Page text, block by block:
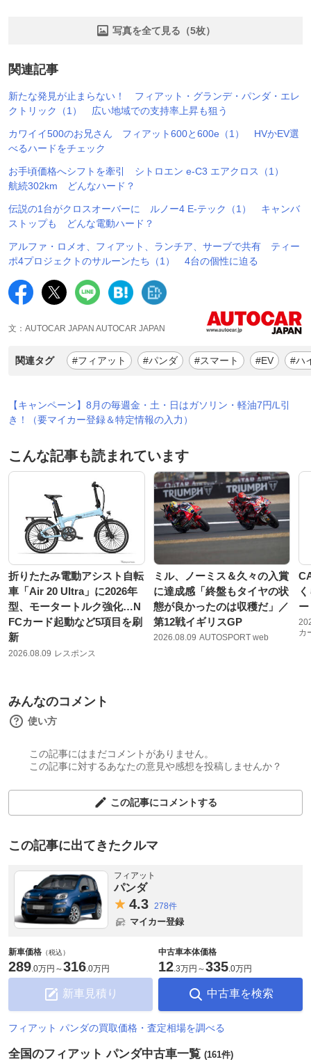
写真を全て見る（5枚）
関連記事
新たな発見が止まらない！ フィアット・グランデ・パンダ・エレ
クトリック（1） 広い地域での支持率上昇も狙う
カワイイ500のお兄さん フィアット600と600e（1） HVかEV選
べるハードをチェック
お手頃価格へシフトを牽引 シトロエン e-C3 エアクロス（1）
航続302km どんなハード？
伝説の1台がクロスオーバーに ルノー4 E-テック（1） キャンバ
ストップも どんな電動ハード？
アルファ・ロメオ、フィアット、ランチア、サーブで共有 ティー
ポ4プロジェクトのサルーンたち（1） 4台の個性に迫る
文：AUTOCAR JAPAN AUTOCAR JAPAN
関連タグ #フィアット #パンダ #スマート #EV #ハ
【キャンペーン】8月の毎週金・土・日はガソリン・軽油7円/L引
き！（要マイカー登録＆特定情報の入力）
こんな記事も読まれています
折りたたみ電動アシスト自転
車「Air 20 Ultra」に2026年
型、モータートルク強化…N
FCカード起動など5項目を刷
新
2026.08.09 レスポンス
ミル、ノーミス＆久々の入賞
に達成感「終盤もタイヤの状
態が良かったのは収穫だ」／
第12戦イギリスGP
2026.08.09 AUTOSPORT web
カ
みんなのコメント
使い方
この記事にはまだコメントがありません。
この記事に対するあなたの意見や感想を投稿しませんか？
この記事にコメントする
この記事に出てきたクルマ
フィアット
パンダ
4.3 278件
マイカー登録
新車価格 （税込）
289.0万円 ～316.0万円
新車見積り
中古車本体価格
12.3万円 ～335.0万円
中古車を検索
フィアット パンダの買取価格・査定相場を調べる
全国のフィアット パンダ中古車一覧 (161件)